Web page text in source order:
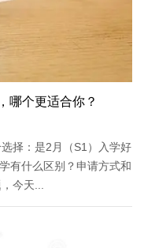
哪个更适合你？
择：是2月（S1）入学好
有什么区别？申请方式和
今天...